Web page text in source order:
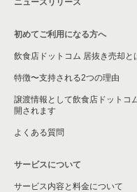
大阪市東成区の飲食店の
大阪市城東区の飲食店の
大阪市旭区の飲食店の居
和泉市の飲食店の居抜き
池田市の飲食店の居抜き
大阪市大正区の飲食店の
ニュースリリース
初めてご利用になる方へ
飲食店ドットコム 居抜き売却と
特徴〜支持される2つの理由
譲渡情報として飲食店ドットコ
開されます
よくある質問
サービスについて
サービス内容と料金について